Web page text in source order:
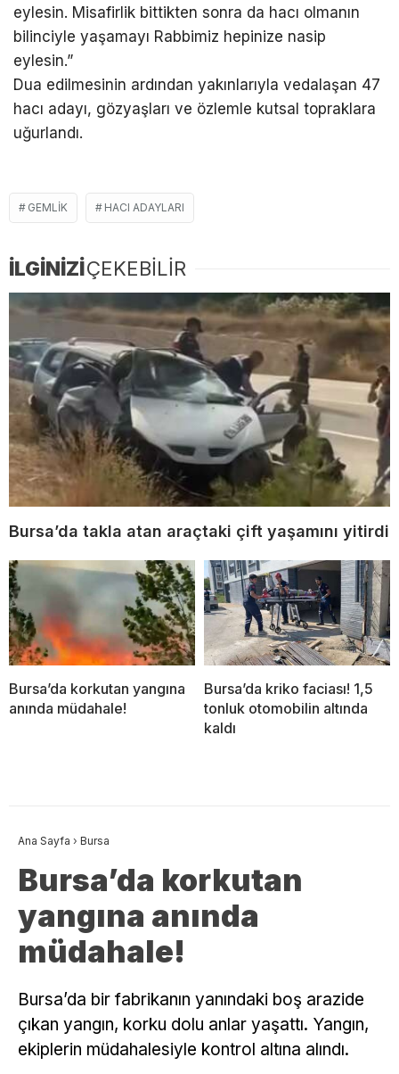
eylesin. Misafirlik bittikten sonra da hacı olmanın
bilinciyle yaşamayı Rabbimiz hepinize nasip
eylesin.”
Dua edilmesinin ardından yakınlarıyla vedalaşan 47
hacı adayı, gözyaşları ve özlemle kutsal topraklara
uğurlandı.
GEMLIK HACI ADAYLARI
İLGİNİZİÇEKEBİLİR
Bursa’da takla atan araçtaki çift yaşamını yitirdi
Bursa’da korkutan yangına
anında müdahale!
Bursa’da kriko faciası! 1,5
tonluk otomobilin altında
kaldı
Ana Sayfa › Bursa
Bursa’da korkutan
yangına anında
müdahale!
Bursa’da bir fabrikanın yanındaki boş arazide
çıkan yangın, korku dolu anlar yaşattı. Yangın,
ekiplerin müdahalesiyle kontrol altına alındı.